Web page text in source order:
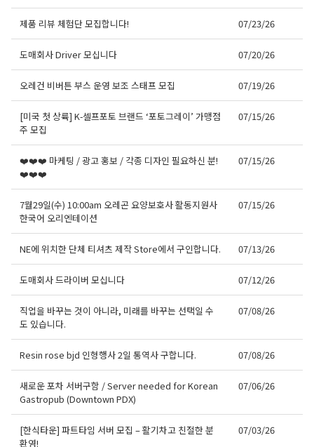
제품 리뷰 체험단 모집합니다! 07/23/26
도매회사 Driver 모십니다 07/20/26
오레건 비버튼 부스 운영 보조 스태프 모집 07/19/26
[미국 첫 상륙] K-셀프포토 브랜드 ‘포토그레이’ 가맹점
주 모집
07/15/26
❤️❤️❤️ 마케팅 / 광고 홍보 / 각종 디자인 필요하신 분!
❤️❤️❤️
07/15/26
7월29일(수) 10:00am 오레곤 요양보호사 활동지원사
한국어 오리엔테이션
07/15/26
NE에 위치한 단체 티셔츠 제작 Store에서 구인합니다. 07/13/26
도매회사 드라이버 모십니다 07/12/26
직업을 바꾸는 것이 아니라, 미래를 바꾸는 선택일 수
도 있습니다.
07/08/26
Resin rose bjd 인형행사 2일 통역사 구합니다. 07/08/26
새로운 포차 서버구함 / Server needed for Korean
Gastropub (Downtown PDX)
07/06/26
[한식타운] 파트타임 서버 모집 – 활기차고 친절한 분
환영!
07/03/26